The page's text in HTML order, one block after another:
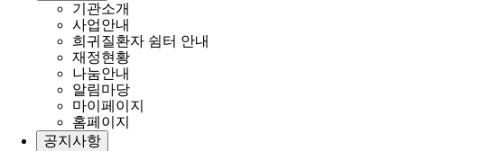
기관소개
사업안내
희귀질환자 쉼터 안내
재정현황
나눔안내
알림마당
마이페이지
홈페이지
공지사항